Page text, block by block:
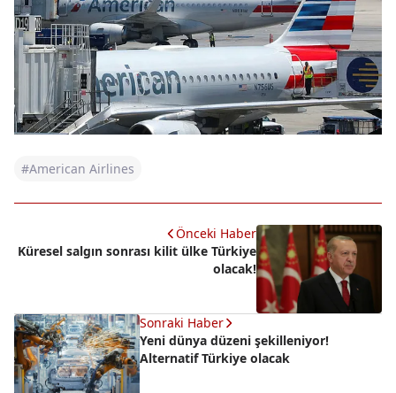
#American Airlines
Önceki Haber
Küresel salgın sonrası kilit ülke Türkiye
olacak!
Sonraki Haber
Yeni dünya düzeni şekilleniyor!
Alternatif Türkiye olacak